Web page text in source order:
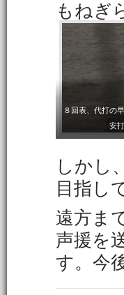
もねぎ
８回表、代打の
安
しかし
目指し
遠方ま
声援を
す。今